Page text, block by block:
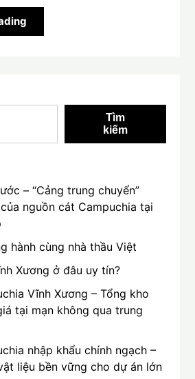
Tìm
kiếm
– “Cảng trung chuyển”
nguồn cát Campuchia tại
hành cùng nhà thầu Việt
Xương ở đâu uy tín?
Vĩnh Xương – Tổng kho
tại mạn không qua trung
nhập khẩu chính ngạch –
liệu bền vững cho dự án lớn